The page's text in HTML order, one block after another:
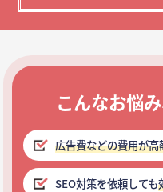
こんなお悩
広告費などの費用が高
SEO対策を依頼しても